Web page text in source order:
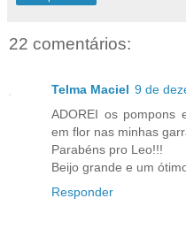
22 comentários:
Telma Maciel 9 de
ADOREI os pompons
em flor nas minhas
Parabéns pro Leo!!!
Beijo grande e um
Responder